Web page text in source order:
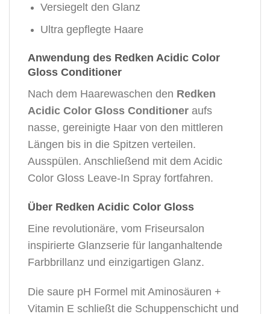
Versiegelt den Glanz
Ultra gepflegte Haare
Anwendung des Redken Acidic Color
Gloss Conditioner
Nach dem Haarewaschen den Redken
Acidic Color Gloss Conditioner aufs
nasse, gereinigte Haar von den mittleren
Längen bis in die Spitzen verteilen.
Ausspülen. Anschließend mit dem Acidic
Color Gloss Leave-In Spray fortfahren.
Über Redken Acidic Color Gloss
Eine revolutionäre, vom Friseursalon
inspirierte Glanzserie für langanhaltende
Farbbrillanz und einzigartigen Glanz.
Die saure pH Formel mit Aminosäuren +
Vitamin E schließt die Schuppenschicht und